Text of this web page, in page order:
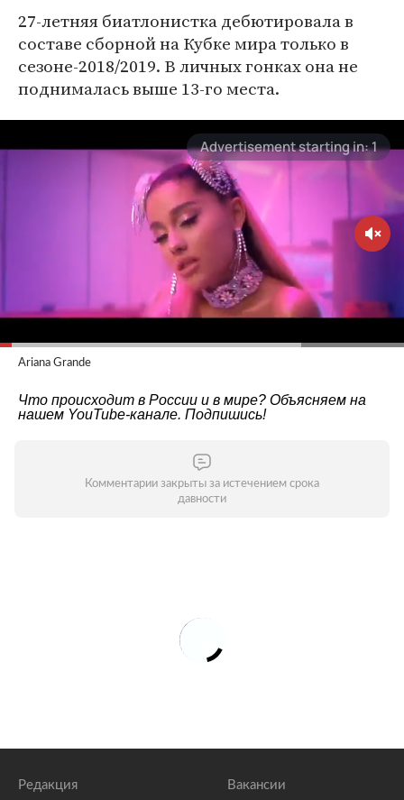
27-летняя биатлонистка дебютировала в
составе сборной на Кубке мира только в
сезоне-2018/2019. В личных гонках она не
поднималась выше 13-го места.
Ariana Grande
Что происходит в России и в мире? Объясняем на
нашем YouTube-канале. Подпишись!
Комментарии закрыты за истечением срока
давности
Редакция Вакансии